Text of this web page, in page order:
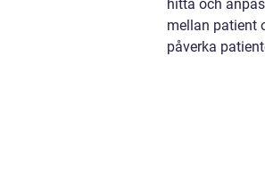
hitta och
mellan patient
påverka